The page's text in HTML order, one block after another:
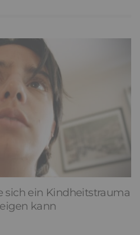
sich ein Kindheitstrauma
kann